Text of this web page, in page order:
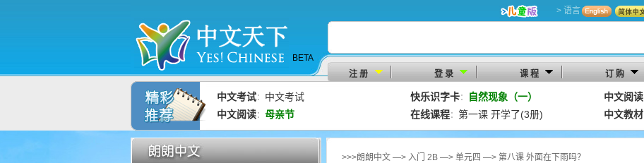
BETA
> 语言
注 册 登 录 课 程 订 购
中文考试： 中文考试 快乐识字卡： 自然现象（一） 中文阅读
中文阅读： 母亲节 在线课程： 第一课 开学了(3册) 中文教材
>>>朗朗中文 —> 入门 2B —> 单元四 —> 第八课 外面在下雨吗？